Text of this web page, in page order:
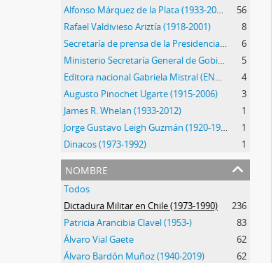
Alfonso Márquez de la Plata (1933-2014)
56
Rafael Valdivieso Ariztía (1918-2001)
8
Secretaría de prensa de la Presidencia de la República de Chile
6
Ministerio Secretaría General de Gobierno (1932-)
5
Editora nacional Gabriela Mistral (ENGM) (1973-1976)
4
Augusto Pinochet Ugarte (1915-2006)
3
James R. Whelan (1933-2012)
1
Jorge Gustavo Leigh Guzmán (1920-1999)
1
Dinacos (1973-1992)
1
nombre
Todos
Dictadura Militar en Chile (1973-1990)
236
Patricia Arancibia Clavel (1953-)
83
Álvaro Vial Gaete
62
Álvaro Bardón Muñoz (1940-2019)
62